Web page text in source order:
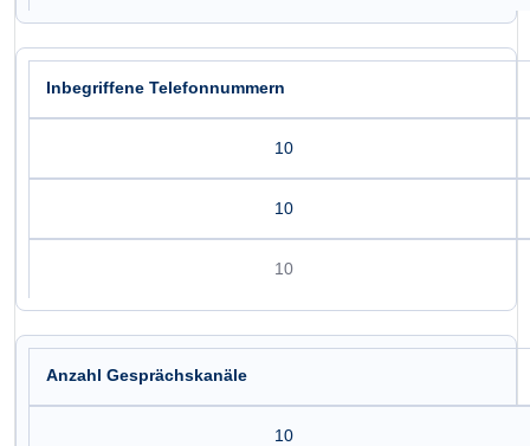
Inbegriffene Telefonnummern
10
10
10
Anzahl Gesprächskanäle
10